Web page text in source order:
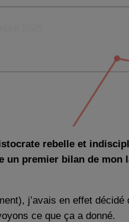
rebelle et
premier bilan de mon
j’avais en effet décidé
ce que ça a donné.